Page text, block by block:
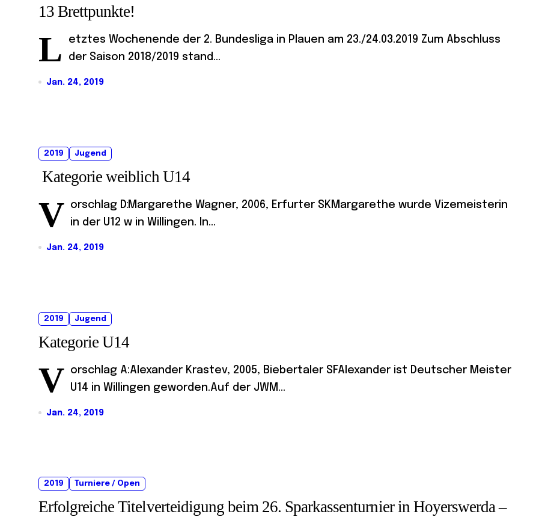
13 Brettpunkte!
L
etztes Wochenende der 2. Bundesliga in Plauen am 23./24.03.2019 Zum Abschluss
der Saison 2018/2019 stand...
Jan. 24, 2019
2019 Jugend
Kategorie weiblich U14
V
orschlag D:Margarethe Wagner, 2006, Erfurter SKMargarethe wurde Vizemeisterin
in der U12 w in Willingen. In...
Jan. 24, 2019
2019 Jugend
Kategorie U14
V
orschlag A:Alexander Krastev, 2005, Biebertaler SFAlexander ist Deutscher Meister
U14 in Willingen geworden.Auf der JWM...
Jan. 24, 2019
2019 Turniere / Open
Erfolgreiche Titelverteidigung beim 26. Sparkassenturnier in Hoyerswerda –